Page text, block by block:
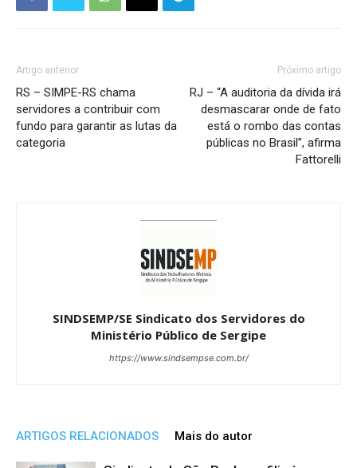
Artigo anterior
RS – SIMPE-RS chama
servidores a contribuir com
fundo para garantir as lutas da
categoria
Próximo artigo
RJ – “A auditoria da dívida irá
desmascarar onde de fato
está o rombo das contas
públicas no Brasil”, afirma
Fattorelli
SINDSEMP/SE Sindicato dos Servidores do
Ministério Público de Sergipe
https://www.sindsempse.com.br/
ARTIGOS RELACIONADOS Mais do autor